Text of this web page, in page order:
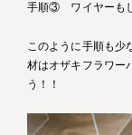
手順③ ワイヤーもし
このように手順も少
材はオザキフラワー
う！！